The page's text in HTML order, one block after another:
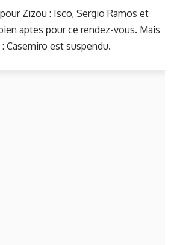
Zizou : Isco, Sergio Ramos et
aptes pour ce rendez-vous. Mais
Casemiro est suspendu.